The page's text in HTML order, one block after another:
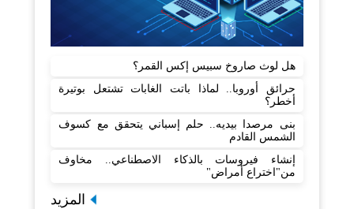
هل لوث صاروخ سبيس إكس القمر؟
حرائق أوروبا.. لماذا باتت الغابات تشتعل بوتيرة
أخطر؟
بنى مرصدا بيديه.. حلم إسباني يتحقق مع كسوف
الشمس القادم
إنشاء فيروسات بالذكاء الاصطناعي.. مخاوف
من"اختراع أمراض"
المزيد